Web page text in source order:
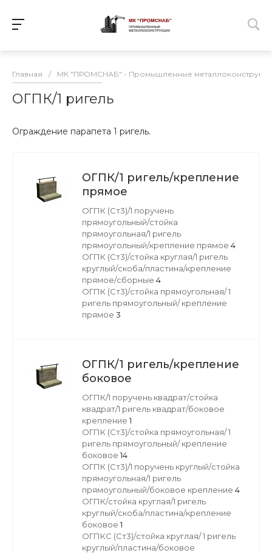
Главная / МК "ПРОМСНАБ" - Промышленные
ОГПК/1 ригель
Ограждение парапета 1 ригель.
ОГПК/1 ригель/крепление
прямое
ОГПК (Ст3)/1 поручень
прямоугольный/стойка
прямоугольная/1 ригель
прямоугольный/крепление прямое 4
ОГПК (Ст3)/стойка круглая/1 ригель
круглый/скоба/пластина/крепление
прямое/сборные 4
ОГПК (Ст3)/стойка прямоугольная/ 1
ригель прямоугольный/ крепление
прямое 3
ОГПК/1 ригель/крепление
боковое
ОГПК/1 поручень квадрат/стойка
квадрат/1 ригель квадрат/боковое
крепление 1
ОГПК (Ст3)/стойка прямоугольная/ 1
ригель прямоугольный/ крепление
боковое 14
ОГПК (Ст3)/1 поручень круглый/стойка
прямоугольная/1 ригель
прямоугольный/боковое крепление 4
ОГПК/стойка круглая/1 ригель
круглый/скоба/пластина/крепление
боковое 1
ОГПКС (Ст3)/стойка круглая/ 1 ригель
круглый/пластина/боковое